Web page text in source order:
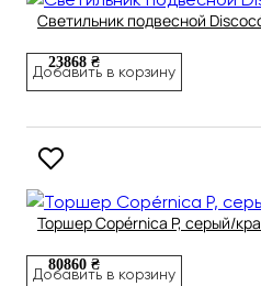
Светильник подвесной
23868 ₴
Добавить в корзину
Торшер Copérnica P, серый/
80860 ₴
Добавить в корзину